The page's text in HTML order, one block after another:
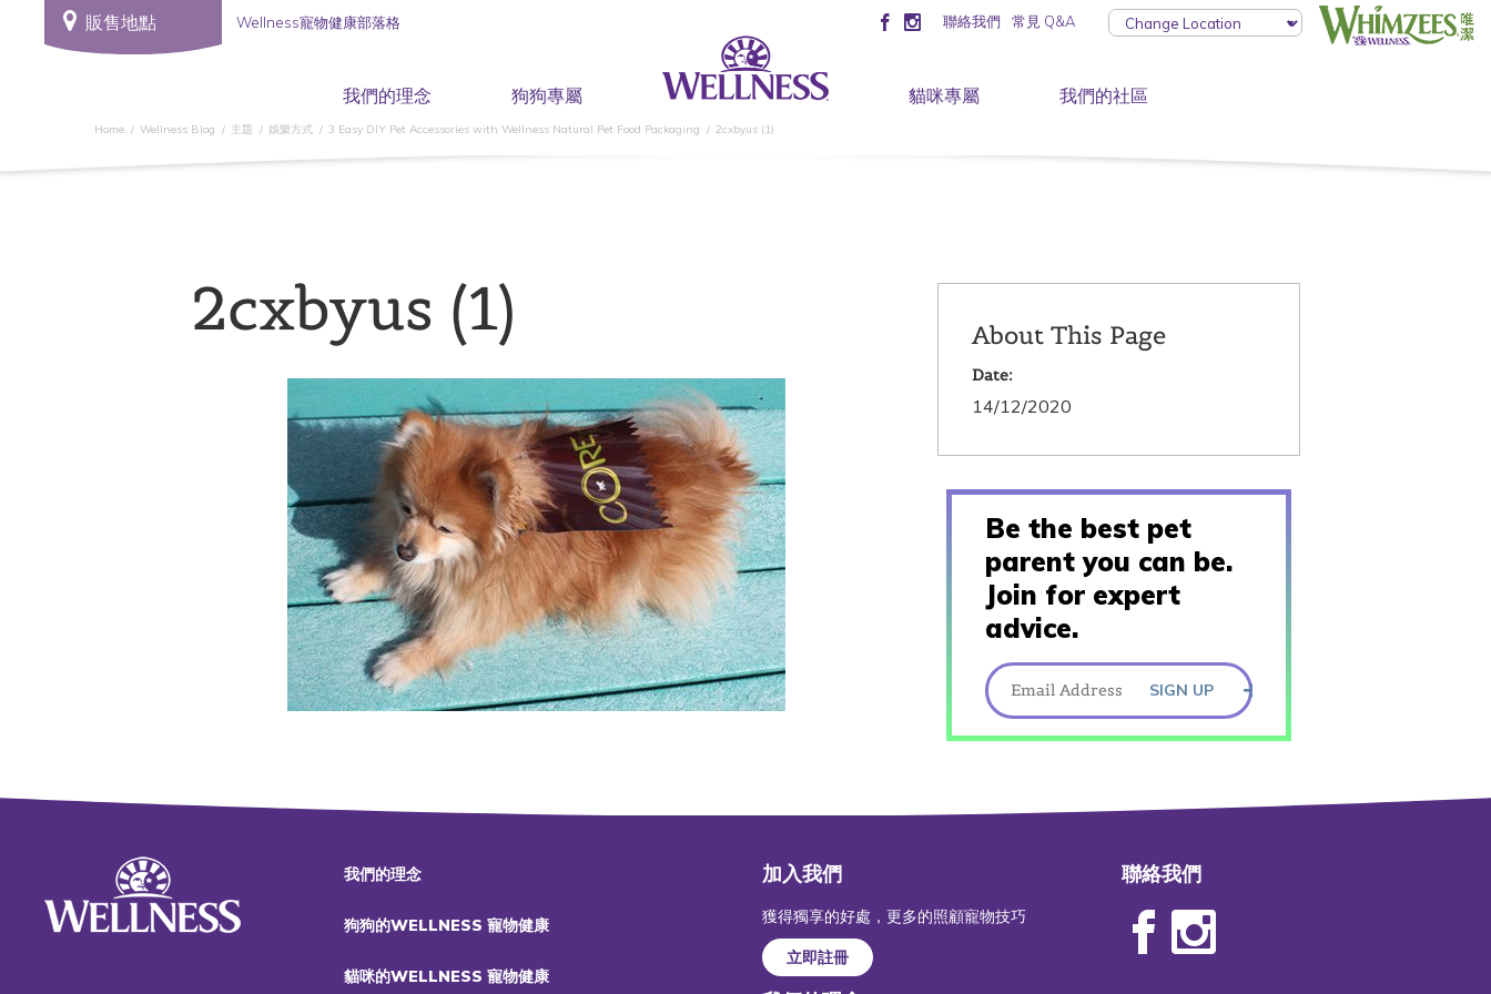
販售地點 Wellness寵物健康部落格 聯絡我們 常見 Q&A
我們的理念 狗狗專屬 貓咪專屬 我們的社區
Home Wellness Blog 主題 娛樂方式 3 Easy DIY Pet Accessories with Wellness Natural Pet Food Packaging 2cxbyus (1)
2cxbyus (1) About This Page
Date:
14/12/2020
Be the best pet
parent you can be.
Join for expert
advice.
SIGN UP
我們的理念
狗狗的WELLNESS 寵物健康
貓咪的WELLNESS 寵物健康
加入我們
獲得獨享的好處，更多的照顧寵物技巧
立即註冊
聯絡我們